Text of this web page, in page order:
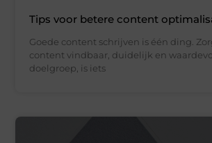
Tips voor betere content
Goede content schrijven is één ding.
content vindbaar, duidelijk en
doelgroep, is iets